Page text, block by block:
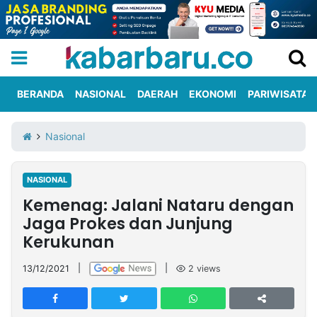
Iklan
Berita
Kami
Nasional
International
Olahraga
Entertainment
Daerah
Pariwisata
Kuliner
Kolom
Network
PT
TREETAN
BERANDA NASIONAL DAERAH EKONOMI PARIWISATA
Nasional
NASIONAL
Kemenag: Jalani Nataru dengan
Jaga Prokes dan Junjung
Kerukunan
13/12/2021 2 views